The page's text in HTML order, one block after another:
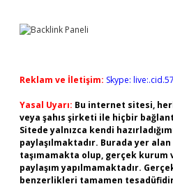
Reklam ve İletişim: Skype:
Yasal Uyarı: Bu internet sitesi,
veya şahıs şirketi ile hiçbir
Sitede yalnızca kendi
paylaşılmaktadır. Burada yer
taşımamakta olup, gerçek kurum
paylaşım yapılmamaktadır.
benzerlikleri tamamen